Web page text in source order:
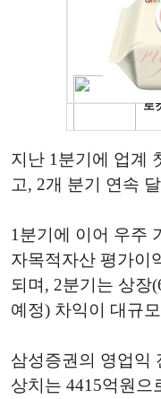
지난 1분기에 업계
고, 2개 분기 연속
1분기에 이어 우주
자목적자산 평가이
되며, 2분기는 상장
예정) 차익이 대규
삼성증권의 영업익
상치는 4415억원으